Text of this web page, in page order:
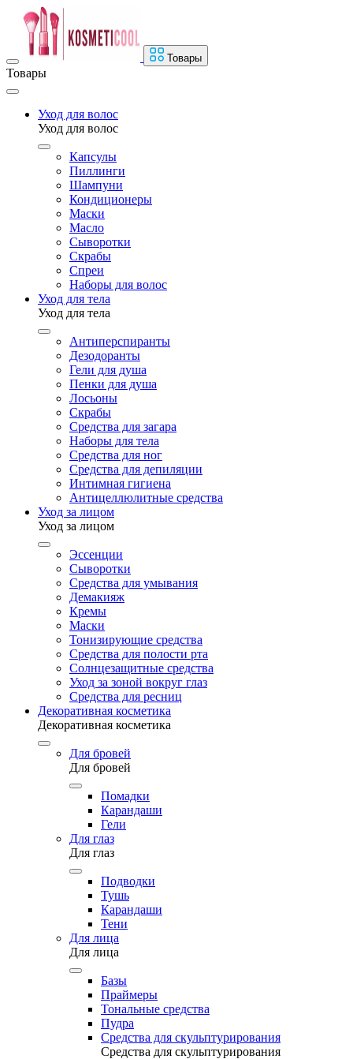
Товары
Товары
Уход для волос
Уход для волос
Капсулы
Пиллинги
Шампуни
Кондиционеры
Маски
Масло
Сыворотки
Скрабы
Спреи
Наборы для волос
Уход для тела
Уход для тела
Антиперспиранты
Дезодоранты
Гели для душа
Пенки для душа
Лосьоны
Скрабы
Средства для загара
Наборы для тела
Средства для ног
Средства для депиляции
Интимная гигиена
Антицеллюлитные средства
Уход за лицом
Уход за лицом
Эссенции
Сыворотки
Средства для умывания
Демакияж
Кремы
Маски
Тонизирующие средства
Средства для полости рта
Солнцезащитные средства
Уход за зоной вокруг глаз
Средства для ресниц
Декоративная косметика
Декоративная косметика
Для бровей
Для бровей
Помадки
Карандаши
Гели
Для глаз
Для глаз
Подводки
Тушь
Карандаши
Тени
Для лица
Для лица
Базы
Праймеры
Тональные средства
Пудра
Средства для скульптурирования
Средства для скульптурирования